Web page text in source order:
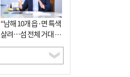
“남해 10개 읍·면 특색
살려…섬 전체 거대 정
원으로 조성”